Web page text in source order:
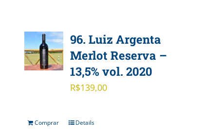
96. Luiz Argenta
Merlot Reserva –
13,5% vol. 2020
R$139,00
Comprar Details